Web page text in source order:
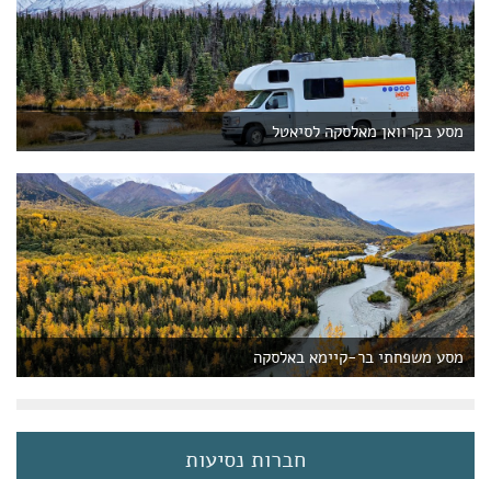
מסע בקרוואן מאלסקה לסיאטל
מסע משפחתי בר-קיימא באלסקה
חברות נסיעות